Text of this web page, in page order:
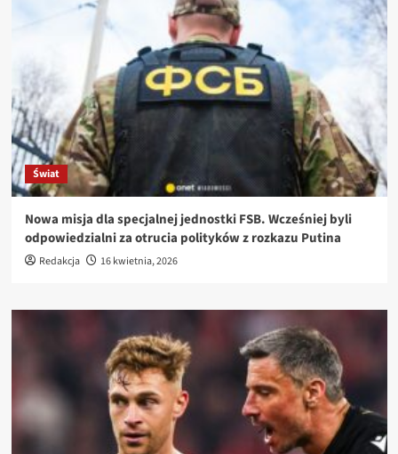
Świat
Nowa misja dla specjalnej jednostki FSB. Wcześniej byli
odpowiedzialni za otrucia polityków z rozkazu Putina
Redakcja 16 kwietnia, 2026